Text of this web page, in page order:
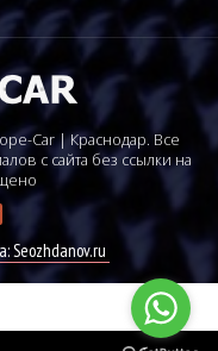
Car | Краснодар. Все
с сайта без ссылки на
Seozhdanov.ru